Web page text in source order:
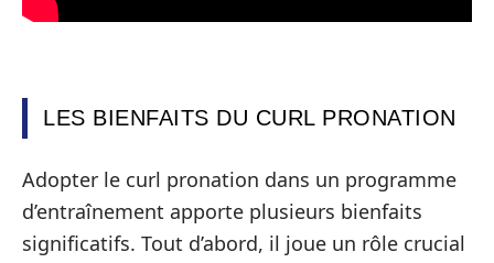
LES BIENFAITS DU CURL PRONATION
Adopter le curl pronation dans un programme
d’entraînement apporte plusieurs bienfaits
significatifs. Tout d’abord, il joue un rôle crucial